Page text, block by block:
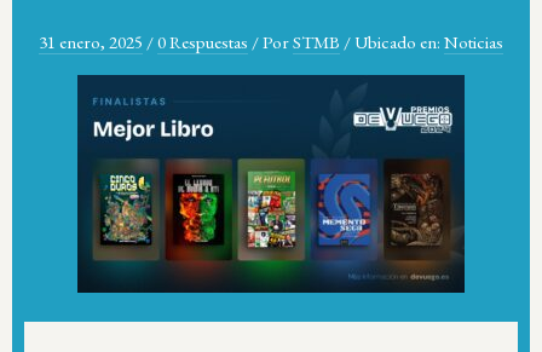
31 enero, 2025 /0 Respuestas /PorSTMB / Ubicado en: Noticias